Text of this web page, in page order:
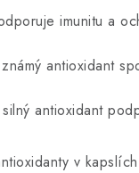
imunitu a
antioxidant
antioxidant
v